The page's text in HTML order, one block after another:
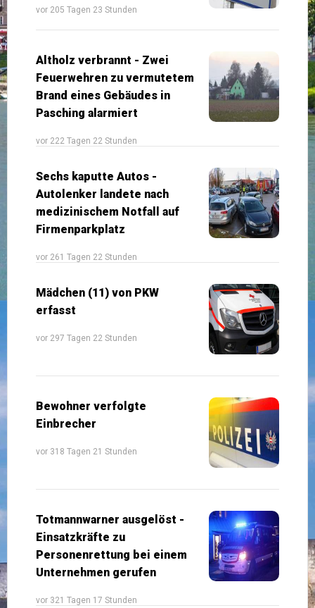
vor 205 Tagen 23 Stunden
Altholz verbrannt - Zwei
Feuerwehren zu vermutetem
Brand eines Gebäudes in
Pasching alarmiert
vor 222 Tagen 22 Stunden
Sechs kaputte Autos -
Autolenker landete nach
medizinischem Notfall auf
Firmenparkplatz
vor 261 Tagen 22 Stunden
Mädchen (11) von PKW
erfasst
vor 297 Tagen 22 Stunden
Bewohner verfolgte
Einbrecher
vor 318 Tagen 21 Stunden
Totmannwarner ausgelöst -
Einsatzkräfte zu
Personenrettung bei einem
Unternehmen gerufen
vor 321 Tagen 17 Stunden